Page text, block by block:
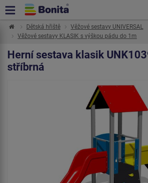
Dětská hřiště
Věžové sestavy UNIVERSAL
Věžové sestavy KLASIK s výškou pádu do 1m
Herní sestava klasik
stříbrná